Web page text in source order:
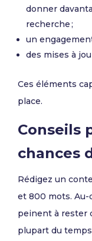
donner
recherche ;
un
des mises à
Ces éléments
place.
Conseils
chances
Rédigez un
et 800 mots. Au-
peinent à rester
plupart du